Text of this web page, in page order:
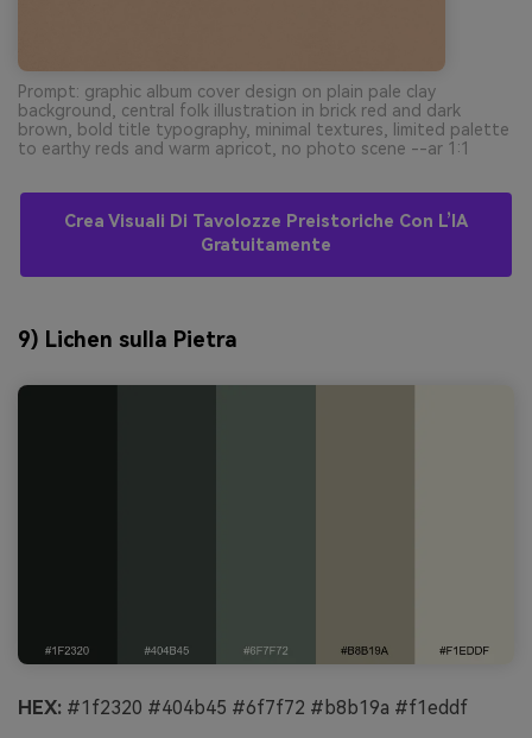
Prompt: graphic album cover design on plain pale clay
background, central folk illustration in brick red and dark
brown, bold title typography, minimal textures, limited palette
to earthy reds and warm apricot, no photo scene --ar 1:1
Crea Visuali Di Tavolozze Preistoriche Con L’IA
Gratuitamente
9) Lichen sulla Pietra
HEX: #1f2320 #404b45 #6f7f72 #b8b19a #f1eddf